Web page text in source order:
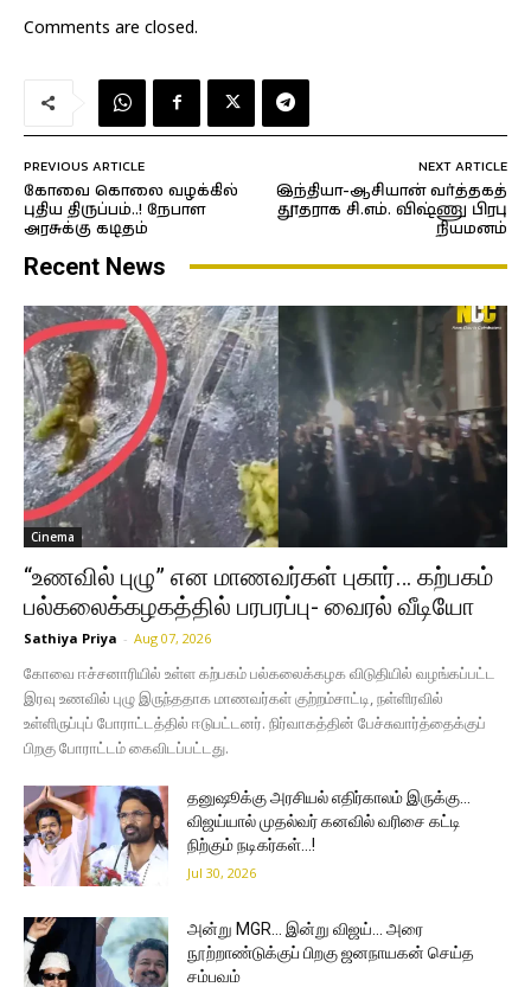
Comments are closed.
PREVIOUS ARTICLE
கோவை கொலை வழக்கில்
புதிய திருப்பம்..! நேபாள
அரசுக்கு கடிதம்
NEXT ARTICLE
இந்தியா-ஆசியான் வர்த்தகத்
தூதராக சி.எம். விஷ்ணு பிரபு
நியமனம்
Recent News
Cinema
“உணவில் புழு” என மாணவர்கள் புகார்… கற்பகம்
பல்கலைக்கழகத்தில் பரபரப்பு- வைரல் வீடியோ
Sathiya Priya - Aug 07, 2026
கோவை ஈச்சனாரியில் உள்ள கற்பகம் பல்கலைக்கழக விடுதியில் வழங்கப்பட்ட
இரவு உணவில் புழு இருந்ததாக மாணவர்கள் குற்றம்சாட்டி, நள்ளிரவில்
உள்ளிருப்புப் போராட்டத்தில் ஈடுபட்டனர். நிர்வாகத்தின் பேச்சுவார்த்தைக்குப்
பிறகு போராட்டம் கைவிடப்பட்டது.
தனுஷூக்கு அரசியல் எதிர்காலம் இருக்கு…
விஜய்யால் முதல்வர் கனவில் வரிசை கட்டி
நிற்கும் நடிகர்கள்…!
Jul 30, 2026
அன்று MGR… இன்று விஜய்… அரை
நூற்றாண்டுக்குப் பிறகு ஜனநாயகன் செய்த
சம்பவம்